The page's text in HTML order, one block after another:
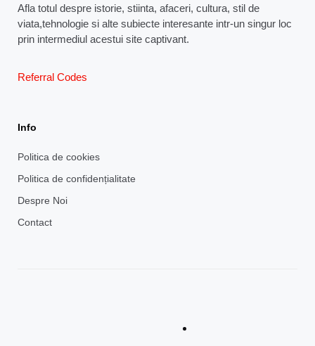
Afla totul despre istorie, stiinta, afaceri, cultura, stil de
viata,tehnologie si alte subiecte interesante intr-un singur loc
prin intermediul acestui site captivant.
Referral Codes
Info
Politica de cookies
Politica de confidențialitate
Despre Noi
Contact